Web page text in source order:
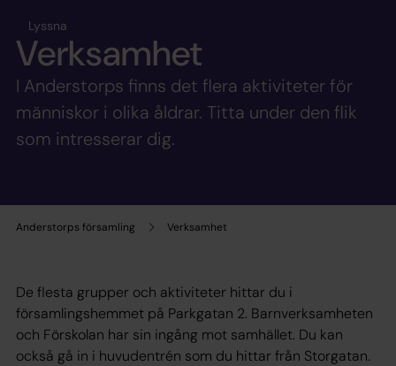
Anderstorps församling Verksamhet
Lyssna
Verksamhet
I Anderstorps finns det flera aktiviteter för
människor i olika åldrar. Titta under den flik
som intresserar dig.
De flesta grupper och aktiviteter hittar du i
församlingshemmet på Parkgatan 2. Barnverksamheten
och Förskolan har sin ingång mot samhället. Du kan
också gå in i huvudentrén som du hittar från Storgatan.